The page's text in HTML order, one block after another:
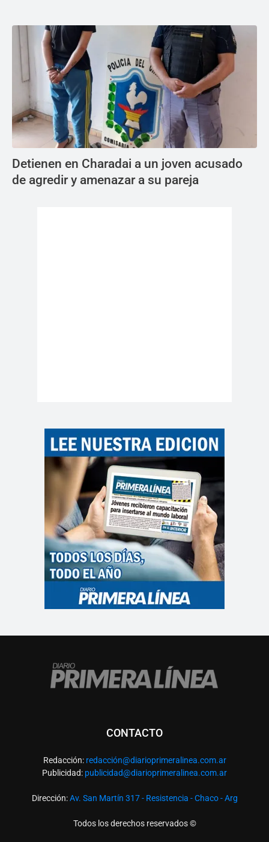
Detienen en Charadai a un joven acusado
de agredir y amenazar a su pareja
CONTACTO
Redacción: redacción@diarioprimeralinea.com.ar
Publicidad: publicidad@diarioprimeralinea.com.ar
Dirección:Av. San Martín 317 - Resistencia - Chaco - Arg
Todos los derechos reservados ©